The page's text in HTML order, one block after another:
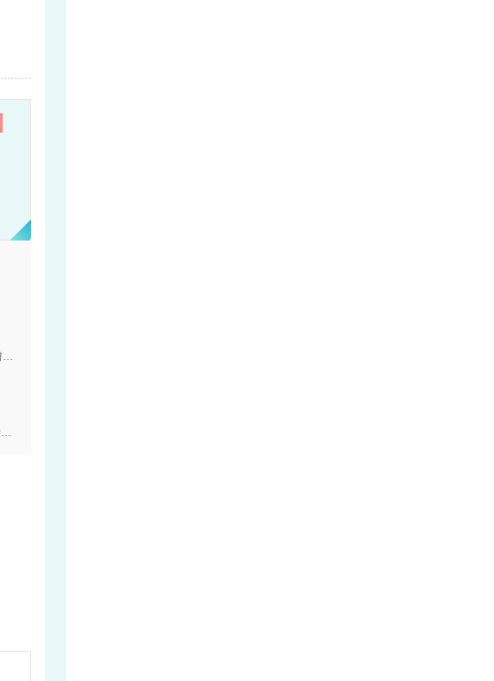
内科、血液内科、外科、精神科、脳神経外科、呼吸器外科、腎臓内科、心臓血管外科、小児科、整形外科、皮膚科、泌尿器科、産婦人科、眼科、耳鼻咽喉科、リハビリテーション科、放射線科、麻酔科、呼吸器内科、循環器内科、緩和ケア内科、消化器内科、糖尿病内科、内分泌内科、脳神経内科、病理診断科
JR京浜東北線「大森」西口 東急バス 大田文化の森下車 バス8分、東急池上線「池上」東急バス 入新井第四小学校前下車 バス10分